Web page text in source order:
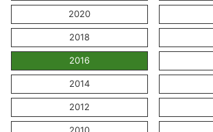
2020
2018
2016
2014
2012